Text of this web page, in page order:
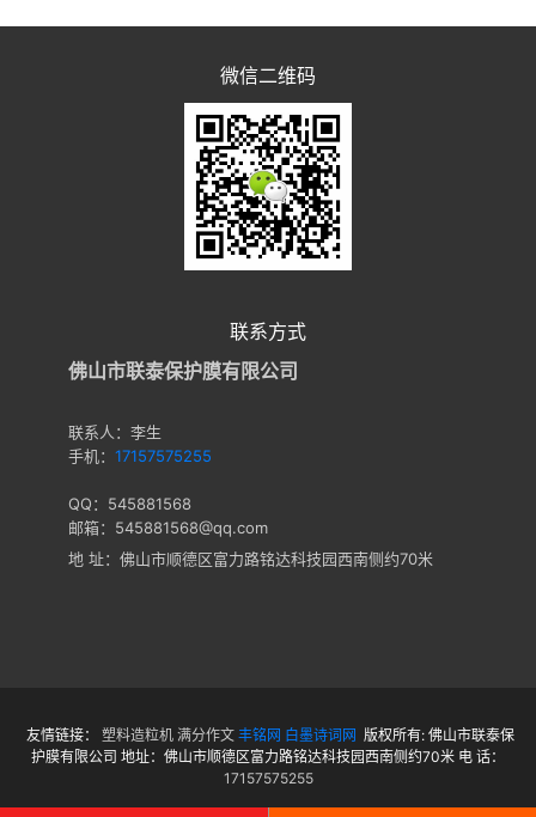
微信二维码
联系方式
佛山市联泰保护膜有限公司
联系人：李生
手机： 17157575255
QQ：545881568
邮箱：545881568@qq.com
地 址：佛山市顺德区富力路铭达科技园西南侧约70米
友情链接： 塑料造粒机 满分作文 丰铭网 白墨诗词网 版权所有: 佛山市联泰保
护膜有限公司 地址：佛山市顺德区富力路铭达科技园西南侧约70米 电 话：
17157575255